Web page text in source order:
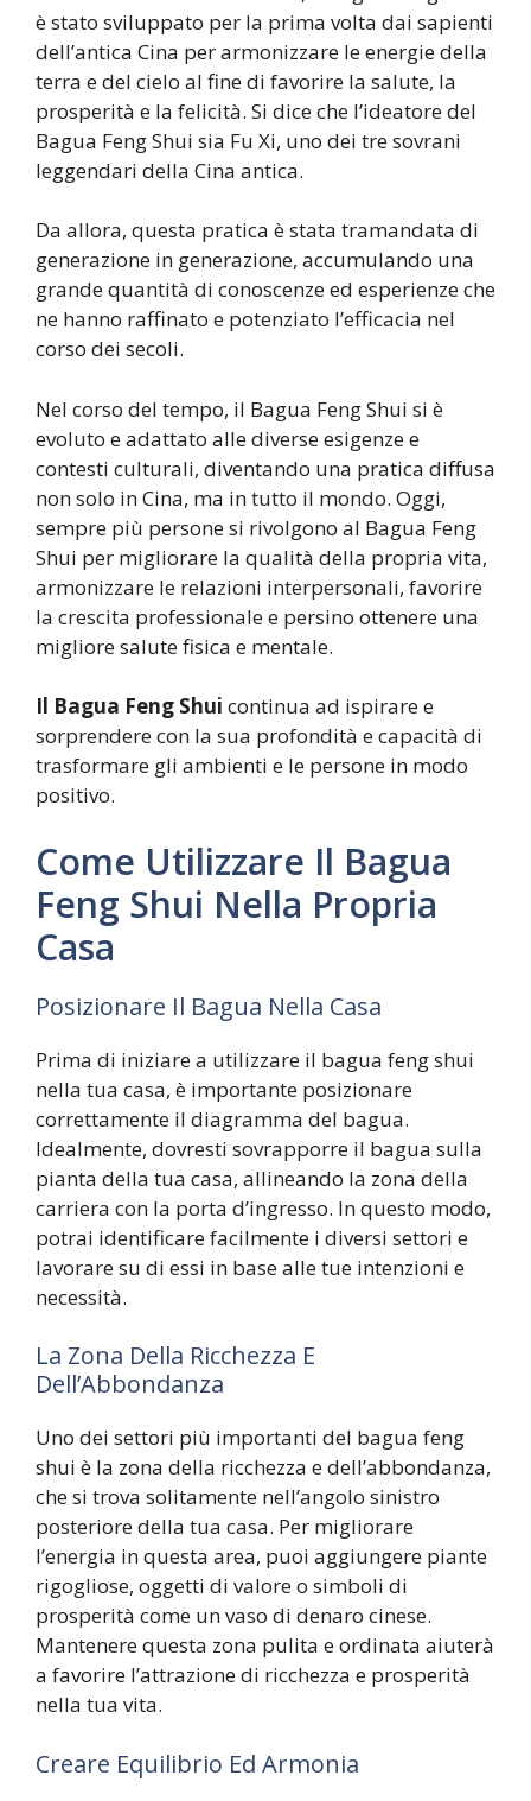
è stato sviluppato per la prima volta dai sapienti
dell’antica Cina per armonizzare le energie della
terra e del cielo al fine di favorire la salute, la
prosperità e la felicità. Si dice che l’ideatore del
Bagua Feng Shui sia Fu Xi, uno dei tre sovrani
leggendari della Cina antica.
Da allora, questa pratica è stata tramandata di
generazione in generazione, accumulando una
grande quantità di conoscenze ed esperienze che
ne hanno raffinato e potenziato l’efficacia nel
corso dei secoli.
Nel corso del tempo, il Bagua Feng Shui si è
evoluto e adattato alle diverse esigenze e
contesti culturali, diventando una pratica diffusa
non solo in Cina, ma in tutto il mondo. Oggi,
sempre più persone si rivolgono al Bagua Feng
Shui per migliorare la qualità della propria vita,
armonizzare le relazioni interpersonali, favorire
la crescita professionale e persino ottenere una
migliore salute fisica e mentale.
Il Bagua Feng Shui continua ad ispirare e
sorprendere con la sua profondità e capacità di
trasformare gli ambienti e le persone in modo
positivo.
Come Utilizzare Il Bagua
Feng Shui Nella Propria
Casa
Posizionare Il Bagua Nella Casa
Prima di iniziare a utilizzare il bagua feng shui
nella tua casa, è importante posizionare
correttamente il diagramma del bagua.
Idealmente, dovresti sovrapporre il bagua sulla
pianta della tua casa, allineando la zona della
carriera con la porta d’ingresso. In questo modo,
potrai identificare facilmente i diversi settori e
lavorare su di essi in base alle tue intenzioni e
necessità.
La Zona Della Ricchezza E
Dell’Abbondanza
Uno dei settori più importanti del bagua feng
shui è la zona della ricchezza e dell’abbondanza,
che si trova solitamente nell’angolo sinistro
posteriore della tua casa. Per migliorare
l’energia in questa area, puoi aggiungere piante
rigogliose, oggetti di valore o simboli di
prosperità come un vaso di denaro cinese.
Mantenere questa zona pulita e ordinata aiuterà
a favorire l’attrazione di ricchezza e prosperità
nella tua vita.
Creare Equilibrio Ed Armonia